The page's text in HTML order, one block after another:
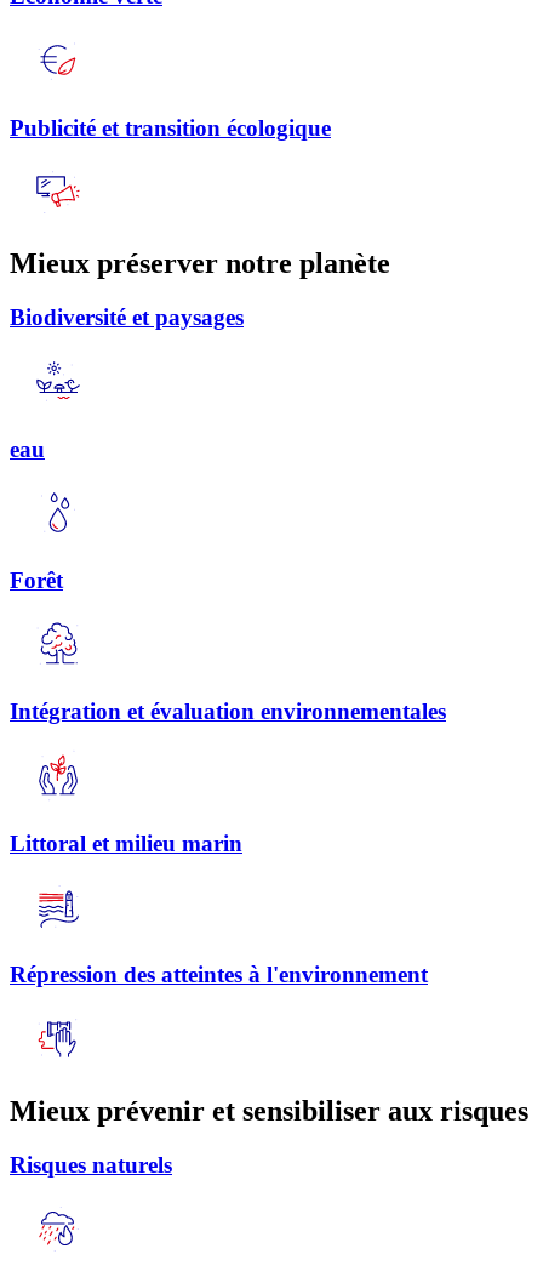
Publicité et transition écologique
Mieux préserver notre planète
Biodiversité et paysages
eau
Forêt
Intégration et évaluation environnementales
Littoral et milieu marin
Répression des atteintes à l'environnement
Mieux prévenir et sensibiliser aux risques
Risques naturels